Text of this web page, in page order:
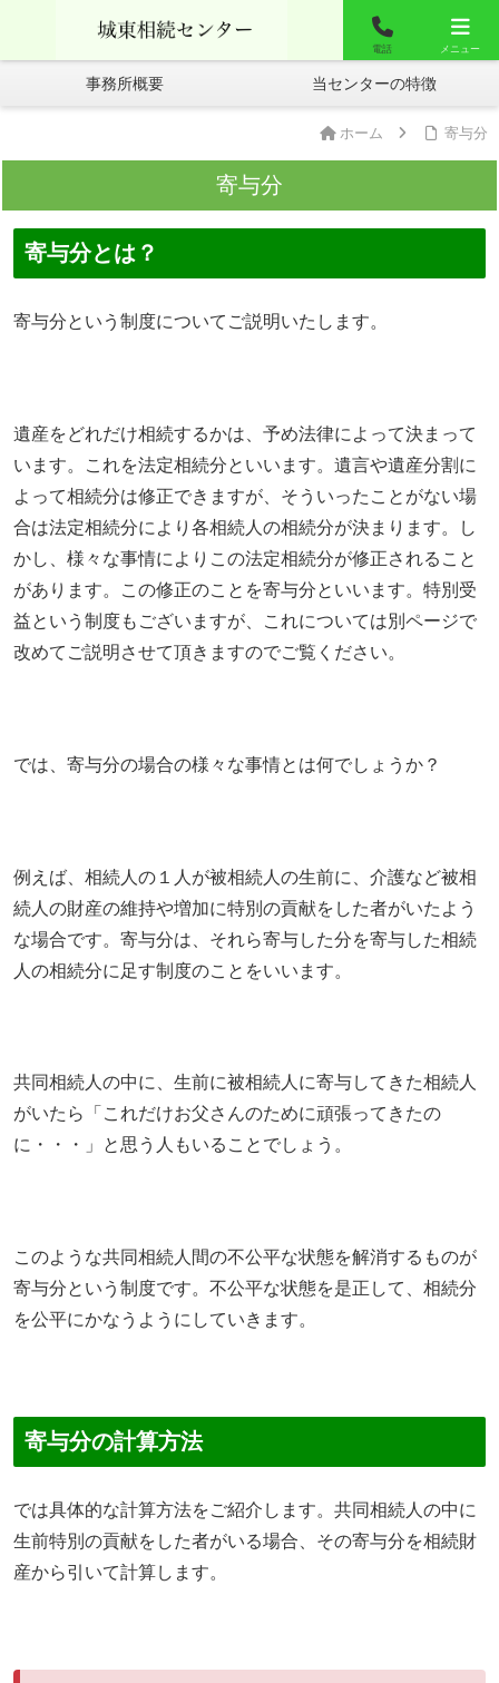
お問合せ よくあるご質問
事務所概要 当センターの特徴
ホーム 寄与分
寄与分
寄与分とは？
寄与分という制度についてご説明いたします。
遺産をどれだけ相続するかは、予め法律によって決まって
います。これを法定相続分といいます。遺言や遺産分割に
よって相続分は修正できますが、そういったことがない場
合は法定相続分により各相続人の相続分が決まります。し
かし、様々な事情によりこの法定相続分が修正されること
があります。この修正のことを寄与分といいます。特別受
益という制度もございますが、これについては別ページで
改めてご説明させて頂きますのでご覧ください。
では、寄与分の場合の様々な事情とは何でしょうか？
例えば、相続人の１人が被相続人の生前に、介護など被相
続人の財産の維持や増加に特別の貢献をした者がいたよう
な場合です。寄与分は、それら寄与した分を寄与した相続
人の相続分に足す制度のことをいいます。
共同相続人の中に、生前に被相続人に寄与してきた相続人
がいたら「これだけお父さんのために頑張ってきたの
に・・・」と思う人もいることでしょう。
このような共同相続人間の不公平な状態を解消するものが
寄与分という制度です。不公平な状態を是正して、相続分
を公平にかなうようにしていきます。
寄与分の計算方法
では具体的な計算方法をご紹介します。共同相続人の中に
生前特別の貢献をした者がいる場合、その寄与分を相続財
産から引いて計算します。
城東相談センター
電話 メニュー